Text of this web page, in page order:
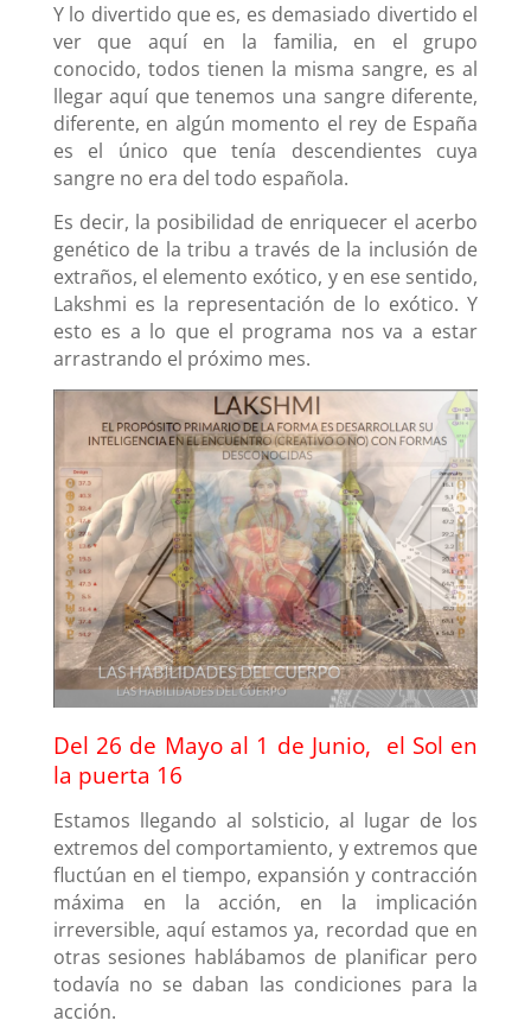
Y lo divertido que es, es demasiado divertido el
ver que aquí en la familia, en el grupo
conocido, todos tienen la misma sangre, es al
llegar aquí que tenemos una sangre diferente,
diferente, en algún momento el rey de España
es el único que tenía descendientes cuya
sangre no era del todo española.
Es decir, la posibilidad de enriquecer el acerbo
genético de la tribu a través de la inclusión de
extraños, el elemento exótico, y en ese sentido,
Lakshmi es la representación de lo exótico. Y
esto es a lo que el programa nos va a estar
arrastrando el próximo mes.
Del 26 de Mayo al 1 de Junio, el Sol en
la puerta 16
Estamos llegando al solsticio, al lugar de los
extremos del comportamiento, y extremos que
fluctúan en el tiempo, expansión y contracción
máxima en la acción, en la implicación
irreversible, aquí estamos ya, recordad que en
otras sesiones hablábamos de planificar pero
todavía no se daban las condiciones para la
acción.